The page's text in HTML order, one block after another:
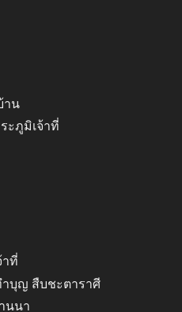
าน
ะภูมิเจ้าที่
าที่
บุญ สืบชะตาราศี
นนา